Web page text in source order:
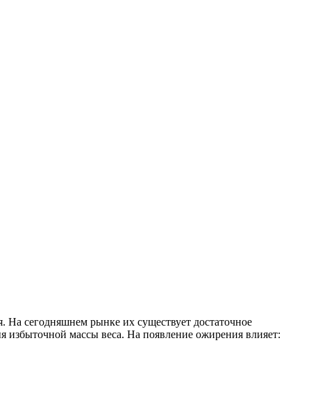
сегодняшнем рынке их существует достаточное
избыточной массы веса. На появление ожирения влияет: